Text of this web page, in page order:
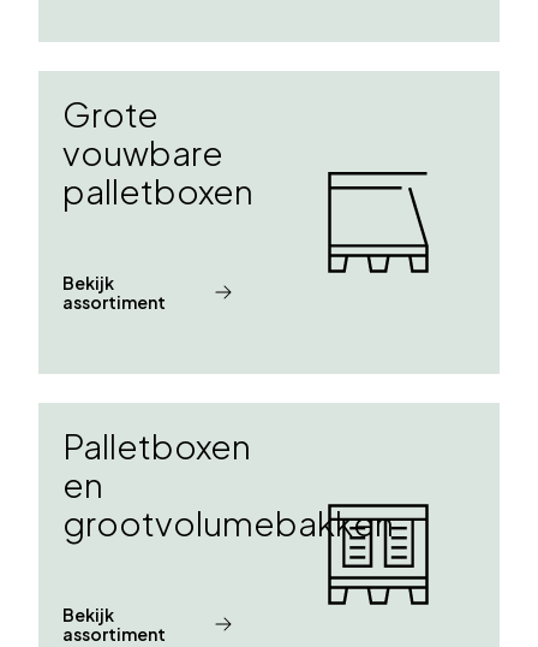
Grote
vouwbare
palletboxen
Bekijk
assortiment
Palletboxen
en
grootvolumebakken
Bekijk
assortiment